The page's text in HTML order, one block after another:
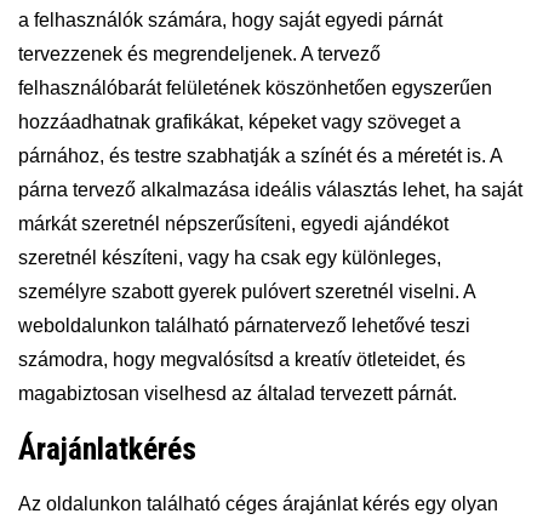
a felhasználók számára, hogy saját egyedi párnát
tervezzenek és megrendeljenek. A tervező
felhasználóbarát felületének köszönhetően egyszerűen
hozzáadhatnak grafikákat, képeket vagy szöveget a
párnához, és testre szabhatják a színét és a méretét is. A
párna tervező alkalmazása ideális választás lehet, ha saját
márkát szeretnél népszerűsíteni, egyedi ajándékot
szeretnél készíteni, vagy ha csak egy különleges,
személyre szabott gyerek pulóvert szeretnél viselni. A
weboldalunkon található párnatervező lehetővé teszi
számodra, hogy megvalósítsd a kreatív ötleteidet, és
magabiztosan viselhesd az általad tervezett párnát.
Árajánlatkérés
Az oldalunkon található céges árajánlat kérés egy olyan